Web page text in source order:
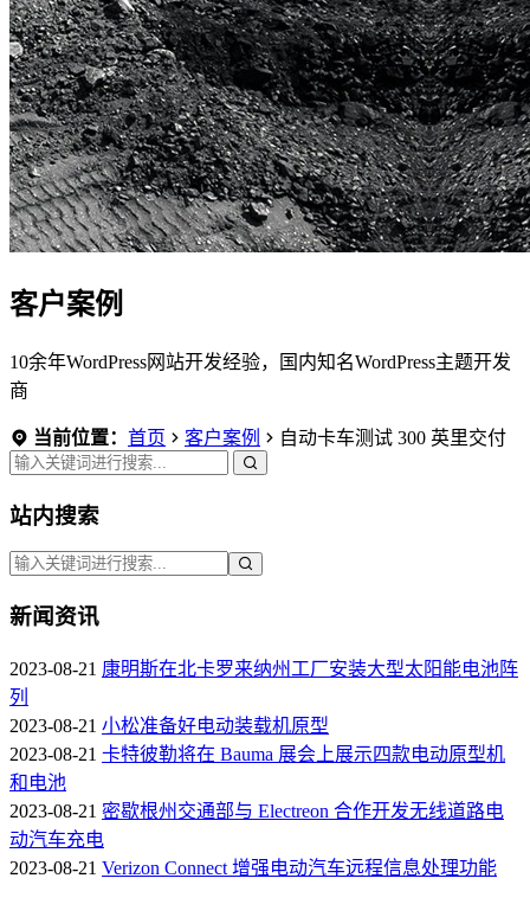
客户案例
10余年WordPress网站开发经验，国内知名WordPress主题开发
商
当前位置： 首页 客户案例 自动卡车测试 300 英里交付
站内搜索
新闻资讯
2023-08-21 康明斯在北卡罗来纳州工厂安装大型太阳能电池阵
列
2023-08-21 小松准备好电动装载机原型
2023-08-21 卡特彼勒将在 Bauma 展会上展示四款电动原型机
和电池
2023-08-21 密歇根州交通部与 Electreon 合作开发无线道路电
动汽车充电
2023-08-21 Verizon Connect 增强电动汽车远程信息处理功能